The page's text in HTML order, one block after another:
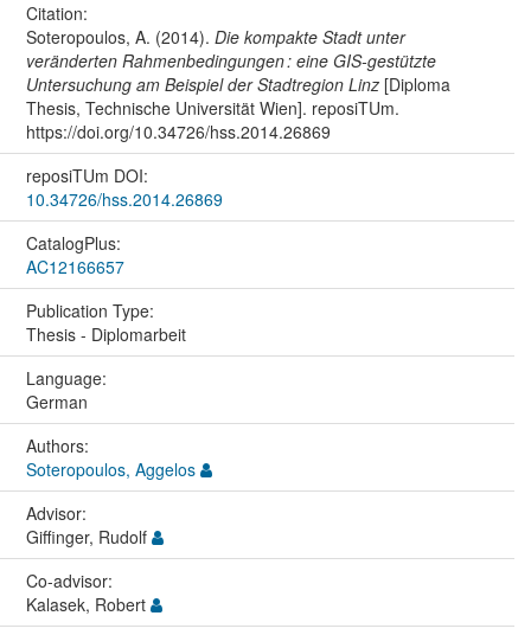
Citation:
Soteropoulos, A. (2014). Die kompakte Stadt unter
veränderten Rahmenbedingungen : eine GIS-gestützte
Untersuchung am Beispiel der Stadtregion Linz[Diploma
Thesis, Technische Universität Wien]. reposiTUm.
https://doi.org/10.34726/hss.2014.26869
reposiTUm DOI:
10.34726/hss.2014.26869
CatalogPlus:
AC12166657
Publication Type:
Thesis - Diplomarbeit
Language:
German
Authors:
Soteropoulos, Aggelos
Advisor:
Giffinger, Rudolf
Co-advisor:
Kalasek, Robert